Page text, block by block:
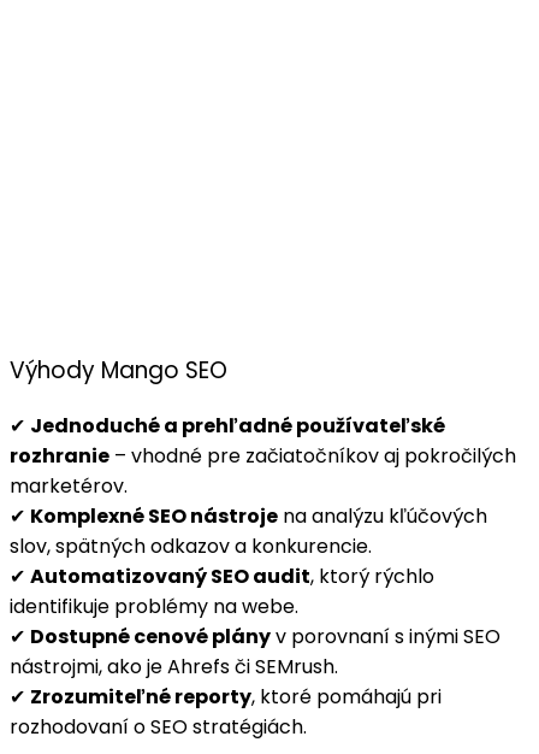
Výhody Mango SEO
✔ Jednoduché a prehľadné používateľské
rozhranie – vhodné pre začiatočníkov aj pokročilých
marketérov.
✔ Komplexné SEO nástroje na analýzu kľúčových
slov, spätných odkazov a konkurencie.
✔ Automatizovaný SEO audit, ktorý rýchlo
identifikuje problémy na webe.
✔ Dostupné cenové plányv porovnaní s inými SEO
nástrojmi, ako je Ahrefs či SEMrush.
✔ Zrozumiteľné reporty, ktoré pomáhajú pri
rozhodovaní o SEO stratégiách.